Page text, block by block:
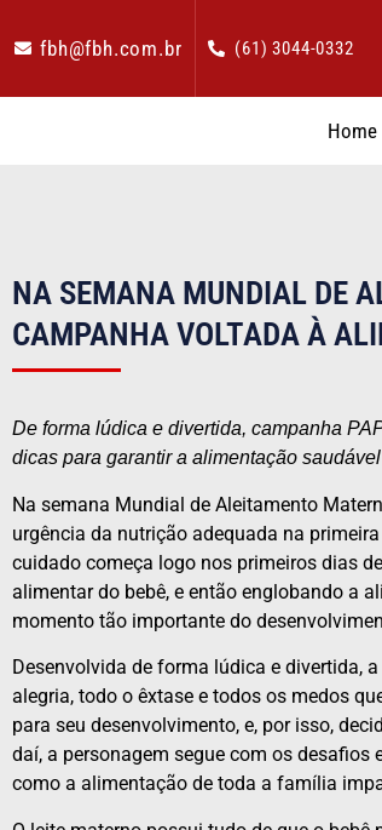
fbh@fbh.com.br (61) 3044-0332
Home
NA SEMANA MUNDIAL DE
CAMPANHA VOLTADA À
De forma lúdica e divertida, campanha
dicas para garantir a alimentação
Na semana Mundial de Aleitamento
urgência da nutrição adequada na
cuidado começa logo nos primeiros dias
alimentar do bebê, e então englobando a
momento tão importante do
Desenvolvida de forma lúdica e divertida,
alegria, todo o êxtase e todos os medos
para seu desenvolvimento, e, por isso,
daí, a personagem segue com os desafios
como a alimentação de toda a família